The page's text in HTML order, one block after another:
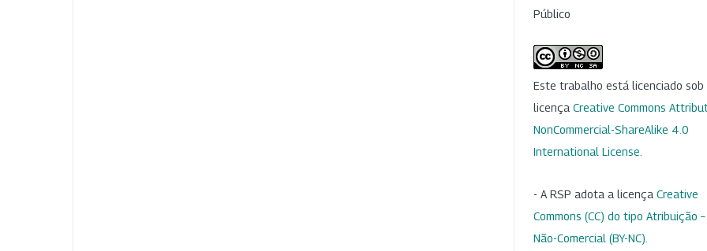
Público
Este trabalho está licenciado sob
licença Creative Commons
NonCommercial-ShareAlike 4.0
International License
- A RSP adota a licença Creative
Commons (CC) do tipo Atribuição –
Não-Comercial (BY-NC)